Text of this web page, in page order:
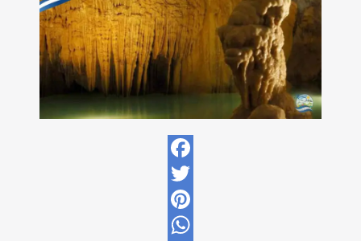
Facebook
Twitter
Pinterest